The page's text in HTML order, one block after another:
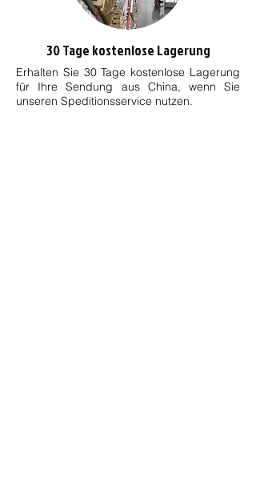
30 Tage kostenlose Lagerung
Erhalten Sie 30 Tage kostenlose Lagerung
für Ihre Sendung aus China, wenn Sie
unseren Speditionsservice nutzen.